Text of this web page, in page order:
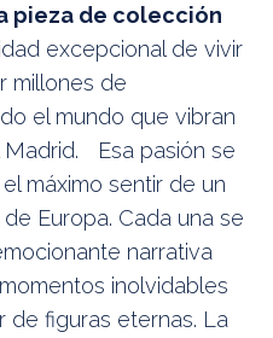
pieza de colección
excepcional de vivir
millones de
el mundo que vibran
Madrid. Esa pasión se
máximo sentir de un
Europa. Cada una se
narrativa
inolvidables
de figuras eternas. La